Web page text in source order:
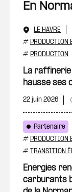
En
LE HAVRE
# PRODUCTION
# PRODUCTION
La
hausse ses
22 juin 2026
Partenaire
# PRODUCTION
# TRANSITION
Energies
carburants